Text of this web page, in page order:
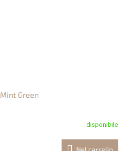
Mint Green
disponibile
Nel carrello